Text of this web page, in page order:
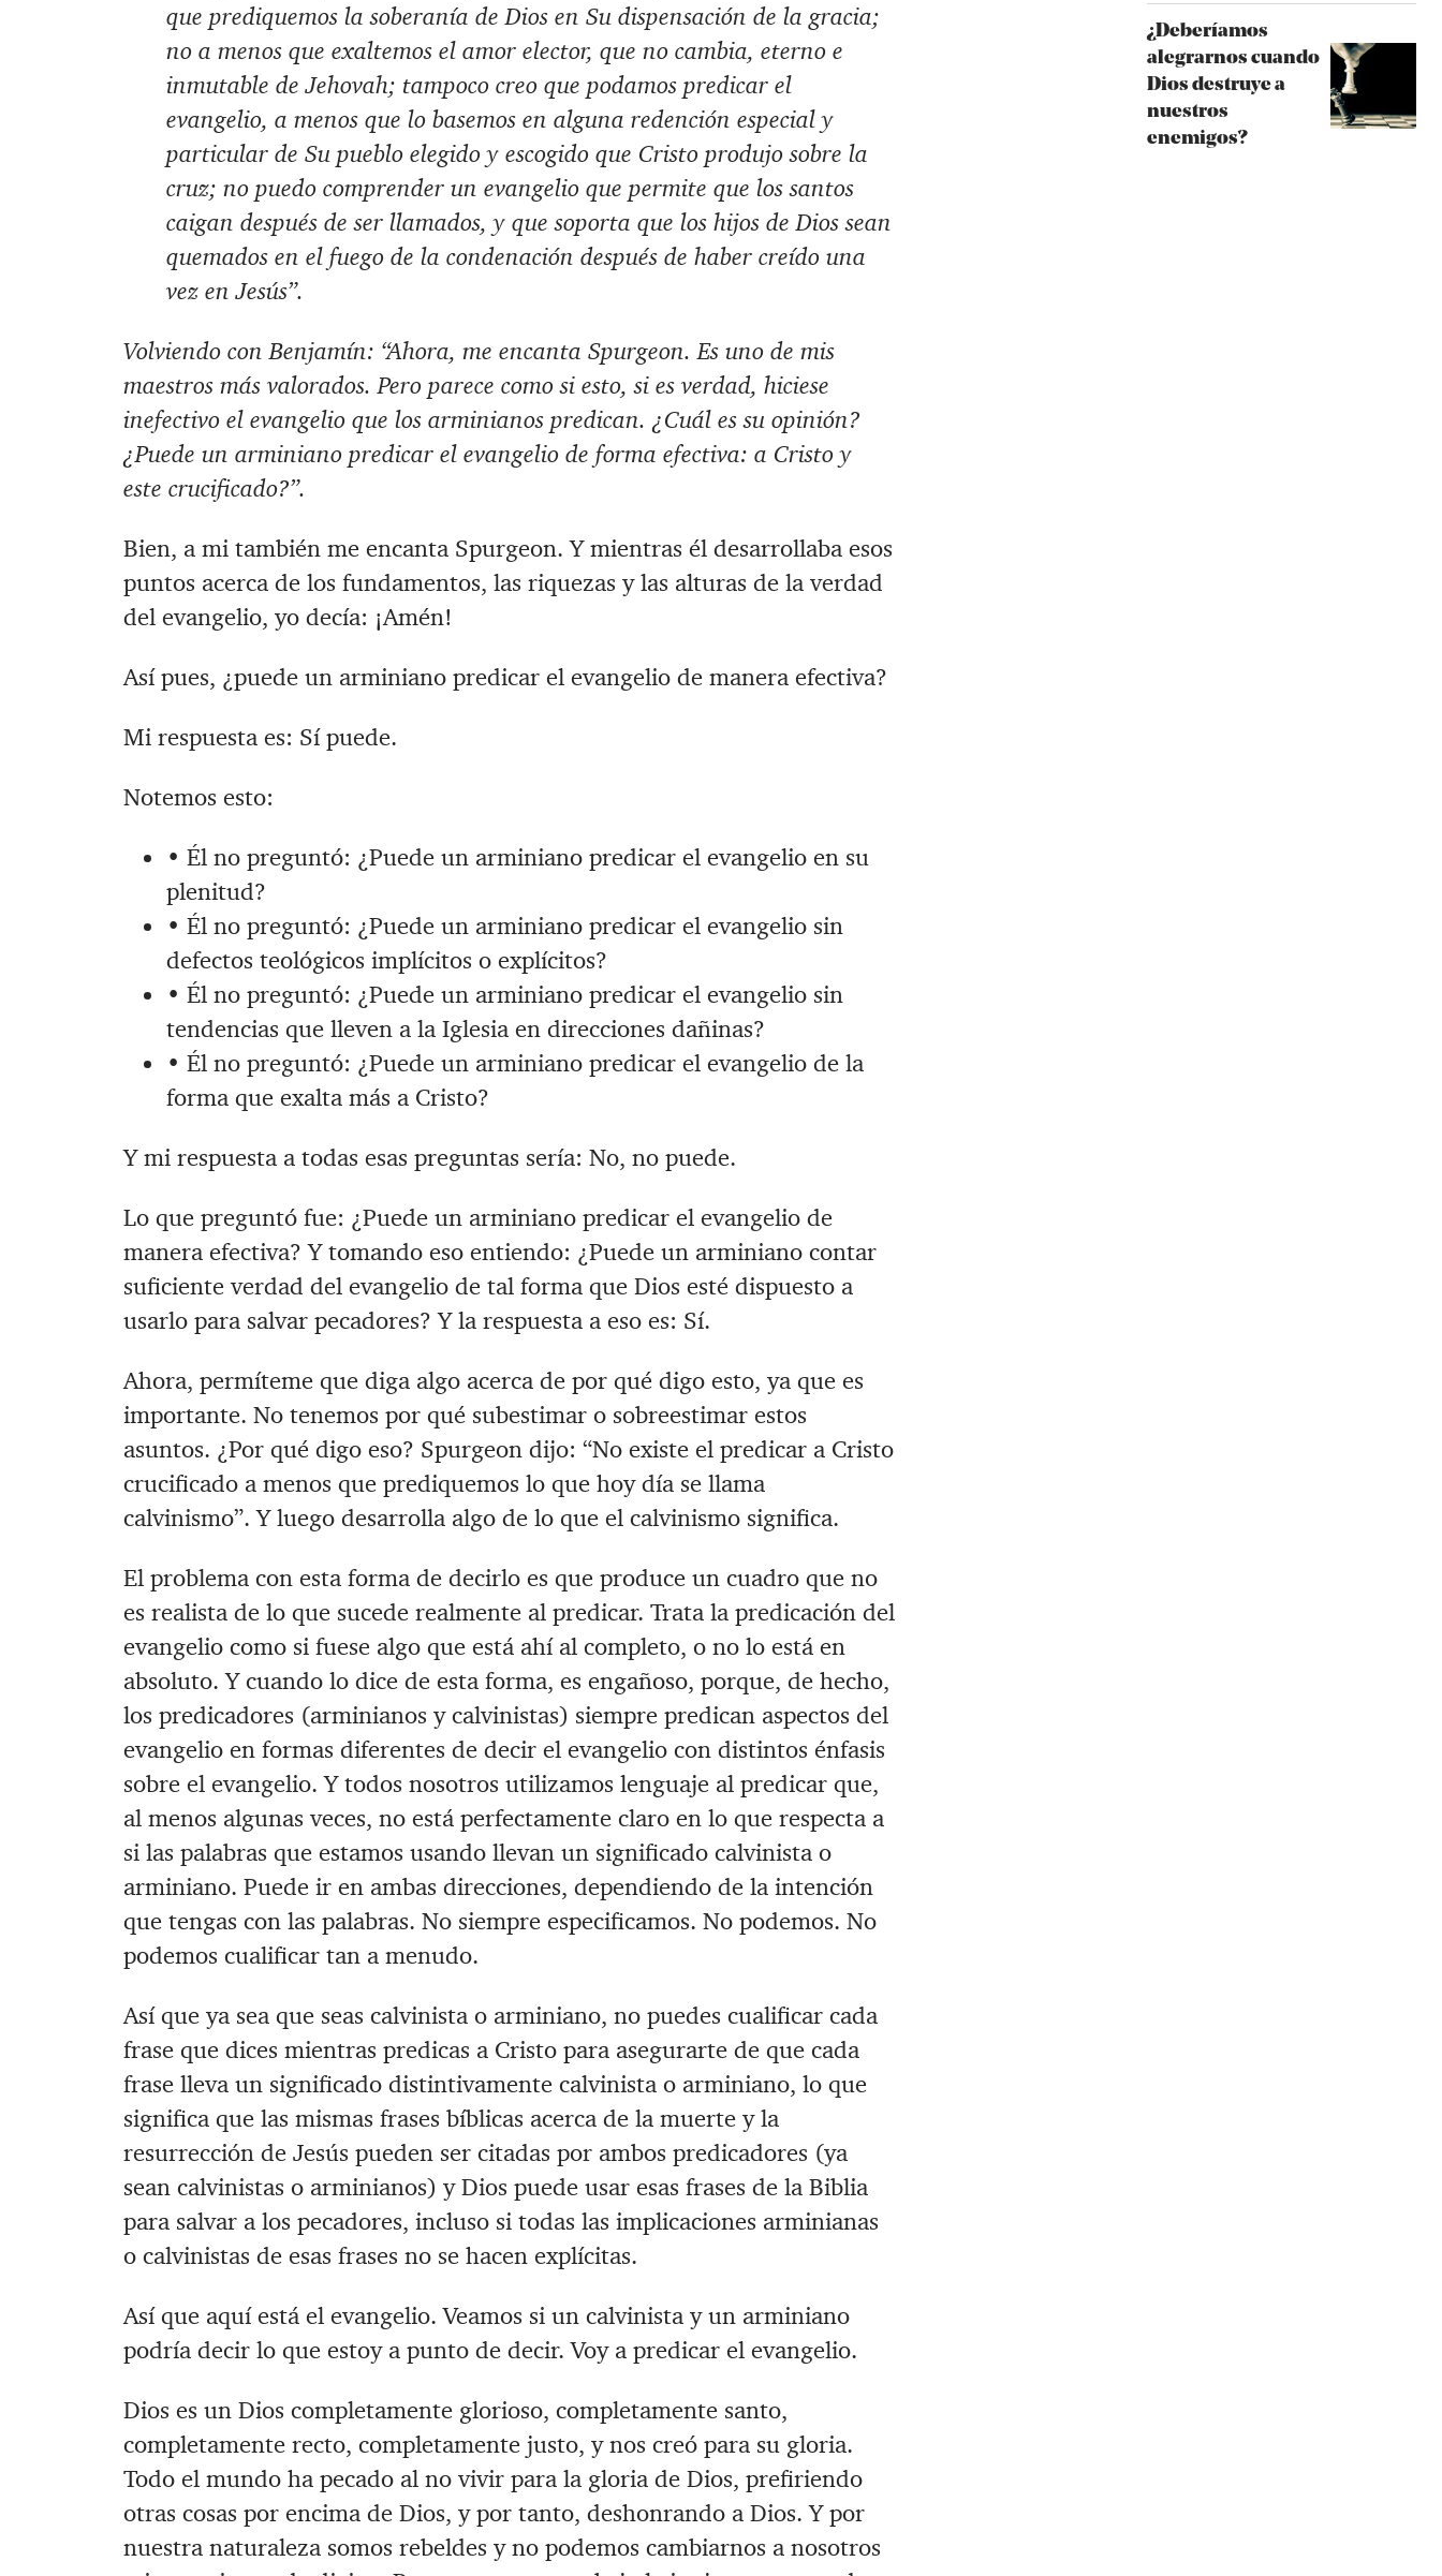
¿Deberíamos
alegrarnos cuando
Dios destruye a
nuestros
enemigos?
que prediquemos la soberanía de Dios en Su dispensación de la gracia;
no a menos que exaltemos el amor elector, que no cambia, eterno e
inmutable de Jehovah; tampoco creo que podamos predicar el
evangelio, a menos que lo basemos en alguna redención especial y
particular de Su pueblo elegido y escogido que Cristo produjo sobre la
cruz; no puedo comprender un evangelio que permite que los santos
caigan después de ser llamados, y que soporta que los hijos de Dios sean
quemados en el fuego de la condenación después de haber creído una
vez en Jesús”.
Volviendo con Benjamín: “Ahora, me encanta Spurgeon. Es uno de mis
maestros más valorados. Pero parece como si esto, si es verdad, hiciese
inefectivo el evangelio que los arminianos predican. ¿Cuál es su opinión?
¿Puede un arminiano predicar el evangelio de forma efectiva: a Cristo y
este crucificado?”.
Bien, a mi también me encanta Spurgeon. Y mientras él desarrollaba esos
puntos acerca de los fundamentos, las riquezas y las alturas de la verdad
del evangelio, yo decía: ¡Amén!
Así pues, ¿puede un arminiano predicar el evangelio de manera efectiva?
Mi respuesta es: Sí puede.
Notemos esto:
• Él no preguntó: ¿Puede un arminiano predicar el evangelio en su
plenitud?
• Él no preguntó: ¿Puede un arminiano predicar el evangelio sin
defectos teológicos implícitos o explícitos?
• Él no preguntó: ¿Puede un arminiano predicar el evangelio sin
tendencias que lleven a la Iglesia en direcciones dañinas?
• Él no preguntó: ¿Puede un arminiano predicar el evangelio de la
forma que exalta más a Cristo?
Y mi respuesta a todas esas preguntas sería: No, no puede.
Lo que preguntó fue: ¿Puede un arminiano predicar el evangelio de
manera efectiva? Y tomando eso entiendo: ¿Puede un arminiano contar
suficiente verdad del evangelio de tal forma que Dios esté dispuesto a
usarlo para salvar pecadores? Y la respuesta a eso es: Sí.
Ahora, permíteme que diga algo acerca de por qué digo esto, ya que es
importante. No tenemos por qué subestimar o sobreestimar estos
asuntos. ¿Por qué digo eso? Spurgeon dijo: “No existe el predicar a Cristo
crucificado a menos que prediquemos lo que hoy día se llama
calvinismo”. Y luego desarrolla algo de lo que el calvinismo significa.
El problema con esta forma de decirlo es que produce un cuadro que no
es realista de lo que sucede realmente al predicar. Trata la predicación del
evangelio como si fuese algo que está ahí al completo, o no lo está en
absoluto. Y cuando lo dice de esta forma, es engañoso, porque, de hecho,
los predicadores (arminianos y calvinistas) siempre predican aspectos del
evangelio en formas diferentes de decir el evangelio con distintos énfasis
sobre el evangelio. Y todos nosotros utilizamos lenguaje al predicar que,
al menos algunas veces, no está perfectamente claro en lo que respecta a
si las palabras que estamos usando llevan un significado calvinista o
arminiano. Puede ir en ambas direcciones, dependiendo de la intención
que tengas con las palabras. No siempre especificamos. No podemos. No
podemos cualificar tan a menudo.
Así que ya sea que seas calvinista o arminiano, no puedes cualificar cada
frase que dices mientras predicas a Cristo para asegurarte de que cada
frase lleva un significado distintivamente calvinista o arminiano, lo que
significa que las mismas frases bíblicas acerca de la muerte y la
resurrección de Jesús pueden ser citadas por ambos predicadores (ya
sean calvinistas o arminianos) y Dios puede usar esas frases de la Biblia
para salvar a los pecadores, incluso si todas las implicaciones arminianas
o calvinistas de esas frases no se hacen explícitas.
Así que aquí está el evangelio. Veamos si un calvinista y un arminiano
podría decir lo que estoy a punto de decir. Voy a predicar el evangelio.
Dios es un Dios completamente glorioso, completamente santo,
completamente recto, completamente justo, y nos creó para su gloria.
Todo el mundo ha pecado al no vivir para la gloria de Dios, prefiriendo
otras cosas por encima de Dios, y por tanto, deshonrando a Dios. Y por
nuestra naturaleza somos rebeldes y no podemos cambiarnos a nosotros